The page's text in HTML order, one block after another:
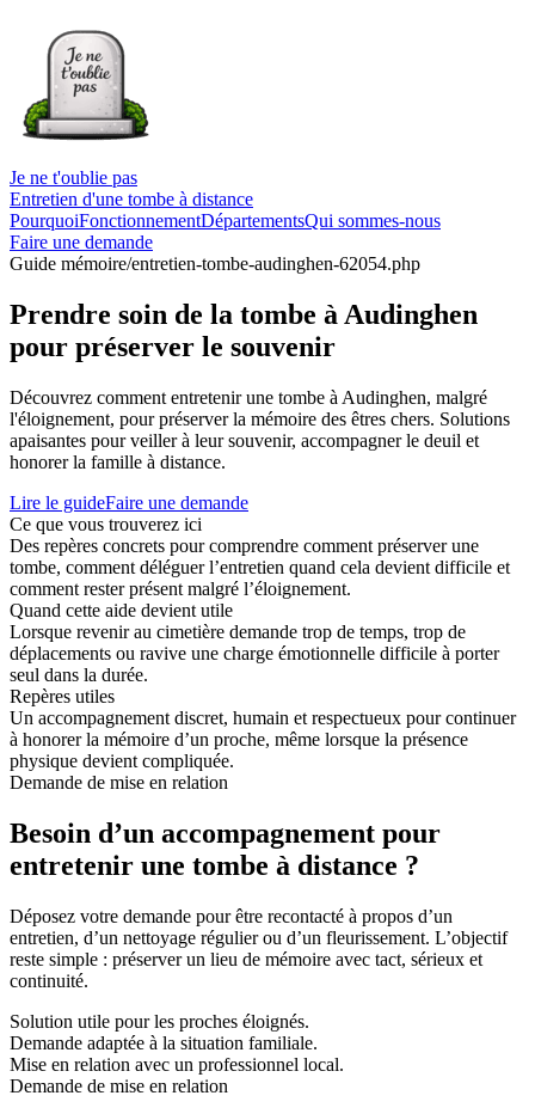
Je ne t'oublie pas
Entretien d'une tombe à distance
PourquoiFonctionnementDépartementsQui sommes-nous
Faire une demande
Guide mémoire/entretien-tombe-audinghen-62054.php
Prendre soin de la tombe à Audinghen
pour préserver le souvenir
Découvrez comment entretenir une tombe à Audinghen, malgré
l'éloignement, pour préserver la mémoire des êtres chers. Solutions
apaisantes pour veiller à leur souvenir, accompagner le deuil et
honorer la famille à distance.
Lire le guideFaire une demande
Ce que vous trouverez ici
Des repères concrets pour comprendre comment préserver une
tombe, comment déléguer l’entretien quand cela devient difficile et
comment rester présent malgré l’éloignement.
Quand cette aide devient utile
Lorsque revenir au cimetière demande trop de temps, trop de
déplacements ou ravive une charge émotionnelle difficile à porter
seul dans la durée.
Repères utiles
Un accompagnement discret, humain et respectueux pour continuer
à honorer la mémoire d’un proche, même lorsque la présence
physique devient compliquée.
Demande de mise en relation
Besoin d’un accompagnement pour
entretenir une tombe à distance ?
Déposez votre demande pour être recontacté à propos d’un
entretien, d’un nettoyage régulier ou d’un fleurissement. L’objectif
reste simple : préserver un lieu de mémoire avec tact, sérieux et
continuité.
Solution utile pour les proches éloignés.
Demande adaptée à la situation familiale.
Mise en relation avec un professionnel local.
Demande de mise en relation